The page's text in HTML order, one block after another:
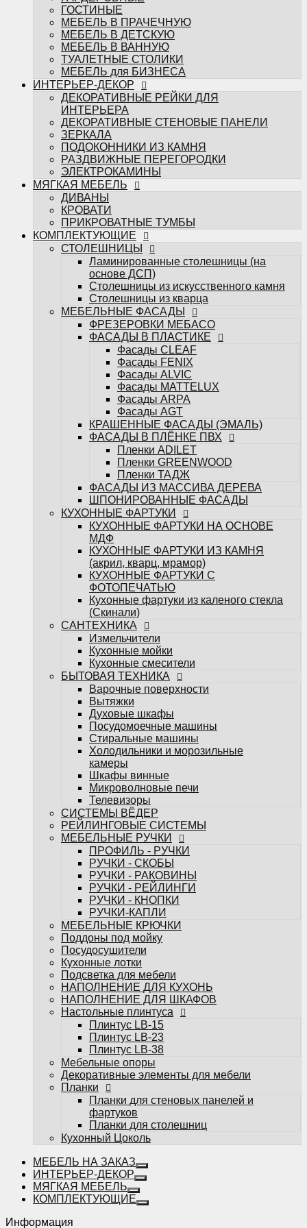
ЭЛЕКТРОКАМИНЫ
МЯГКАЯ МЕБЕЛЬ
ДИВАНЫ
КРОВАТИ
ПРИКРОВАТНЫЕ ТУМБЫ
КОМПЛЕКТУЮЩИЕ
СТОЛЕШНИЦЫ
Ламинированные столешницы (на
основе ДСП)
Столешницы из искусственного камня
Столешницы из кварца
МЕБЕЛЬНЫЕ ФАСАДЫ
ФРЕЗЕРОВКИ МЕБАСО
ФАСАДЫ В ПЛАСТИКЕ
Фасады CLEAF
Фасады FENIX
Фасады MATTELUX
Фасады ARPA
Фасады AGT
КРАШЕННЫЕ ФАСАДЫ (ЭМАЛЬ)
ФАСАДЫ В ПЛЁНКЕ ПВХ
Пленки ADILET
Пленки GREENWOOD
Пленки ТАДЖ
ФАСАДЫ ИЗ МАССИВА ДЕРЕВА
ШПОНИРОВАННЫЕ ФАСАДЫ
КУХОННЫЕ ФАРТУКИ
КУХОННЫЕ ФАРТУКИ НА ОСНОВЕ
КУХОННЫЕ ФАРТУКИ ИЗ КАМНЯ
(акрил, кварц, мрамор)
КУХОННЫЕ ФАРТУКИ С
ФОТОПЕЧАТЬЮ
Кухонные фартуки из каленого стекла
(Скинали)
САНТЕХНИКА
Измельчители
Кухонные мойки
Кухонные смесители
БЫТОВАЯ ТЕХНИКА
Варочные поверхности
Вытяжки
Духовые шкафы
Посудомоечные машины
Стиральные машины
Холодильники и морозильные камеры
Шкафы винные
Микроволновые печи
Телевизоры
СИСТЕМЫ ВЁДЕР
РЕЙЛИНГОВЫЕ СИСТЕМЫ
МЕБЕЛЬНЫЕ РУЧКИ
ПРОФИЛЬ - РУЧКИ
РУЧКИ - СКОБЫ
РУЧКИ - РАКОВИНЫ
РУЧКИ - РЕЙЛИНГИ
РУЧКИ - КНОПКИ
РУЧКИ-КАПЛИ
МЕБЕЛЬНЫЕ КРЮЧКИ
Поддоны под мойку
Посудосушители
Кухонные лотки
Подсветка для мебели
НАПОЛНЕНИЕ ДЛЯ КУХОНЬ
НАПОЛНЕНИЕ ДЛЯ ШКАФОВ
Настольные плинтуса
Плинтус LB-15
Плинтус LB-23
Плинтус LB-38
Мебельные опоры
Декоративные элементы для мебели
Планки
Планки для стеновых панелей и
фартуков
Планки для столешниц
Кухонный Цоколь
Избранное
Сравнение
Вы смотрели
ГОСТИНЫЕ
МЕБЕЛЬ В ПРАЧЕЧНУЮ
МЕБЕЛЬ В ДЕТСКУЮ
МЕБЕЛЬ В ВАННУЮ
ТУАЛЕТНЫЕ СТОЛИКИ
МЕБЕЛЬ для БИЗНЕСА
ИНТЕРЬЕР-ДЕКОР
ДЕКОРАТИВНЫЕ РЕЙКИ ДЛЯ
ИНТЕРЬЕРА
ДЕКОРАТИВНЫЕ СТЕНОВЫЕ ПАНЕЛИ
ЗЕРКАЛА
ПОДОКОННИКИ ИЗ КАМНЯ
РАЗДВИЖНЫЕ ПЕРЕГОРОДКИ
ЭЛЕКТРОКАМИНЫ
МЯГКАЯ МЕБЕЛЬ
ДИВАНЫ
КРОВАТИ
ПРИКРОВАТНЫЕ ТУМБЫ
КОМПЛЕКТУЮЩИЕ
СТОЛЕШНИЦЫ
Ламинированные столешницы (на
основе ДСП)
Столешницы из искусственного камня
Столешницы из кварца
МЕБЕЛЬНЫЕ ФАСАДЫ
ФРЕЗЕРОВКИ МЕБАСО
ФАСАДЫ В ПЛАСТИКЕ
Фасады CLEAF
Фасады FENIX
Фасады ALVIC
Фасады MATTELUX
Фасады ARPA
Фасады AGT
КРАШЕННЫЕ ФАСАДЫ (ЭМАЛЬ)
ФАСАДЫ В ПЛЁНКЕ ПВХ
Пленки ADILET
Пленки GREENWOOD
Пленки ТАДЖ
ФАСАДЫ ИЗ МАССИВА ДЕРЕВА
ШПОНИРОВАННЫЕ ФАСАДЫ
КУХОННЫЕ ФАРТУКИ
КУХОННЫЕ ФАРТУКИ НА ОСНОВЕ
МДФ
КУХОННЫЕ ФАРТУКИ ИЗ КАМНЯ
(акрил, кварц, мрамор)
КУХОННЫЕ ФАРТУКИ С
ФОТОПЕЧАТЬЮ
Кухонные фартуки из каленого стекла
(Скинали)
САНТЕХНИКА
Измельчители
Кухонные мойки
Кухонные смесители
БЫТОВАЯ ТЕХНИКА
Варочные поверхности
Вытяжки
Духовые шкафы
Посудомоечные машины
Стиральные машины
Холодильники и морозильные
камеры
Шкафы винные
Микроволновые печи
Телевизоры
СИСТЕМЫ ВЁДЕР
РЕЙЛИНГОВЫЕ СИСТЕМЫ
МЕБЕЛЬНЫЕ РУЧКИ
ПРОФИЛЬ - РУЧКИ
РУЧКИ - СКОБЫ
РУЧКИ - РАКОВИНЫ
РУЧКИ - РЕЙЛИНГИ
РУЧКИ - КНОПКИ
РУЧКИ-КАПЛИ
МЕБЕЛЬНЫЕ КРЮЧКИ
Поддоны под мойку
Посудосушители
Кухонные лотки
Подсветка для мебели
НАПОЛНЕНИЕ ДЛЯ КУХОНЬ
НАПОЛНЕНИЕ ДЛЯ ШКАФОВ
Настольные плинтуса
Плинтус LB-15
Плинтус LB-23
Плинтус LB-38
Мебельные опоры
Декоративные элементы для мебели
Планки
Планки для стеновых панелей и
фартуков
Планки для столешниц
Кухонный Цоколь
МЕБЕЛЬ НА ЗАКАЗ
ИНТЕРЬЕР-ДЕКОР
МЯГКАЯ МЕБЕЛЬ
КОМПЛЕКТУЮЩИЕ
Информация